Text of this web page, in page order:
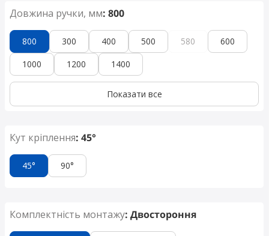
Довжина ручки, мм: 800
300 400 500 580 600
800
1000
1200 1400
Показати все
Кут кріплення: 45°
90°
45°
Комплектність монтажу: Двостороння